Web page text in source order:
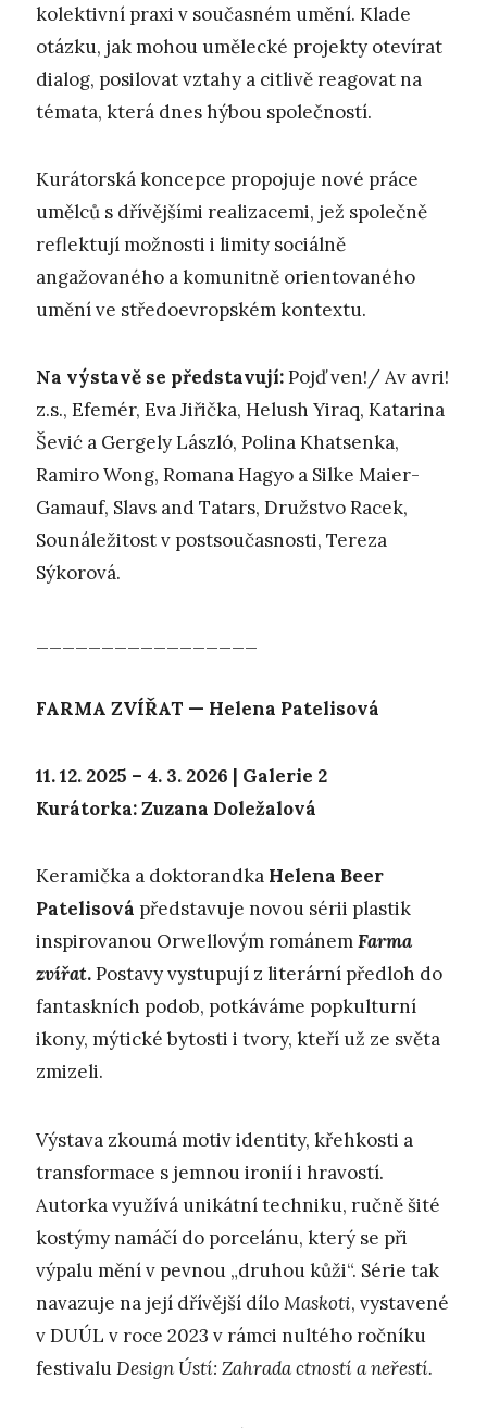
kolektivní praxi v současném umění. Klade
otázku, jak mohou umělecké projekty otevírat
dialog, posilovat vztahy a citlivě reagovat na
témata, která dnes hýbou společností.
Kurátorská koncepce propojuje nové práce
umělců s dřívějšími realizacemi, jež společně
reflektují možnosti i limity sociálně
angažovaného a komunitně orientovaného
umění ve středoevropském kontextu.
Na výstavě se představují:Pojď ven!/ Av avri!
z.s., Efemér, Eva Jiřička, Helush Yiraq, Katarina
Šević a Gergely László, Polina Khatsenka,
Ramiro Wong, Romana Hagyo a Silke Maier-
Gamauf, Slavs and Tatars, Družstvo Racek,
Sounáležitost v postsoučasnosti, Tereza
Sýkorová.
FARMA ZVÍŘAT — Helena Patelisová
11. 12. 2025 – 4. 3. 2026 | Galerie 2
Kurátorka: Zuzana Doležalová
Keramička a doktorandka Helena Beer
Patelisová představuje novou sérii plastik
inspirovanou Orwellovým románemFarma
zvířat.Postavy vystupují z literární předloh do
fantaskních podob, potkáváme popkulturní
ikony, mýtické bytosti i tvory, kteří už ze světa
zmizeli.
Výstava zkoumá motiv identity, křehkosti a
transformace s jemnou ironií i hravostí.
Autorka využívá unikátní techniku, ručně šité
kostýmy namáčí do porcelánu, který se při
výpalu mění v pevnou „druhou kůži“. Série tak
navazuje na její dřívější díloMaskoti, vystavené
v DUÚL v roce 2023 v rámci nultého ročníku
festivaluDesign Ústí: Zahrada ctností a neřestí.